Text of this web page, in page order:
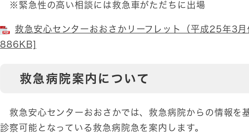
※緊急性の高い相談には救急車がただちに出場
救急安心センターおおさかリーフレット（平成25年3
886KB]
救急病院案内について
救急安心センターおおさかでは、救急病院からの情報を
診察可能となっている救急病院急を案内します。